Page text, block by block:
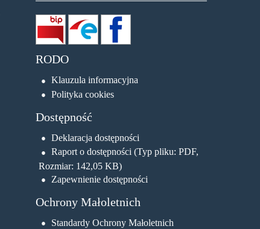
RODO
Klauzula informacyjna
Polityka cookies
Dostępność
Deklaracja dostępności
Raport o dostępności (Typ pliku: PDF,
Rozmiar: 142,05 KB)
Zapewnienie dostępności
Ochrony Małoletnich
Standardy Ochrony Małoletnich